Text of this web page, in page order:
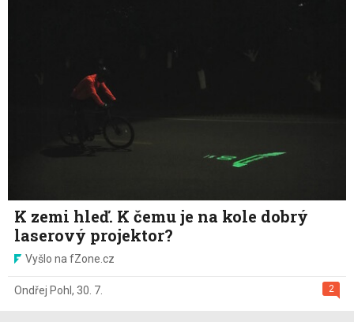
K zemi hleď. K čemu je na kole dobrý
laserový projektor?
Vyšlo na fZone.cz
2
Ondřej Pohl, 30. 7.